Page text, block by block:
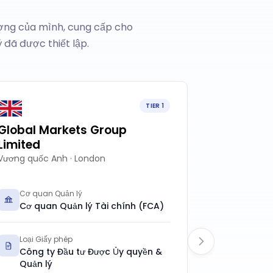
của mình, cung cấp cho
đã được thiết lập.
TIER 1
Markets Group
quốc Anh · London
Cơ quan Quản lý
Cơ quan Quản lý Tài chính (FCA)
Loại Giấy phép
Công ty Đầu tư Được Ủy quyền &
Quản lý